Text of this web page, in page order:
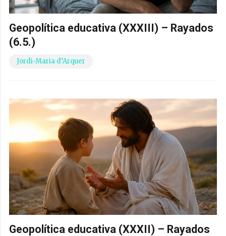
Geopolítica educativa (XXXIII) – Rayados
(6.5.)
Jordi-Maria d’Arquer
Geopolítica educativa (XXXII) – Rayados